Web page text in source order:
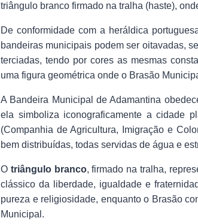
triângulo branco firmado na tralha (haste),
De conformidade com a heráldica
bandeiras municipais podem ser oitavadas,
terciadas, tendo por cores as mesmas
uma figura geométrica onde o Brasão
A Bandeira Municipal de Adamantina
ela simboliza iconograficamente a cidade
(Companhia de Agricultura, Imigração e
bem distribuídas, todas servidas de água e
O triângulo branco, firmado na tralha,
clássico da liberdade, igualdade e
pureza e religiosidade, enquanto o Brasão
Municipal.